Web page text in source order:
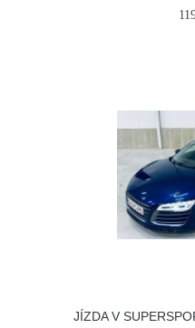
JÍZDA V